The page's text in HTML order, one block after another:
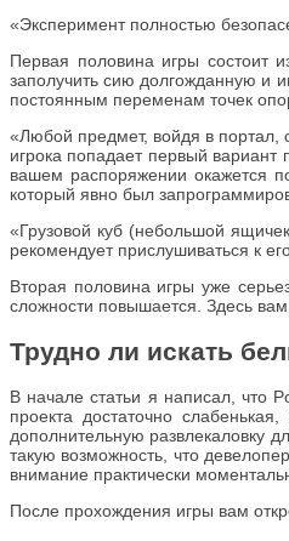
«Эксперимент полностью
Первая половина игры состоит
заполучить сию долгожданную и
постоянным переменам точек
«Любой предмет, войдя в портал,
игрока попадает первый
вашем распоряжении окажется
который явно был
«Грузовой куб (небольшой
рекомендует прислушиваться к
Вторая половина игры уже
сложности повышается. Здесь
Трудно ли искать
В начале статьи я написал, что
проекта достаточно
дополнительную развлекаловку
такую возможность, что
внимание практически
После прохождения игры вам